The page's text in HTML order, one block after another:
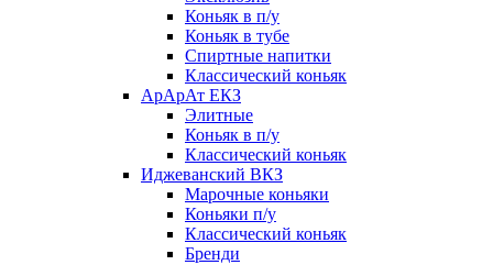
Коньяк в п/у
Коньяк в тубе
Спиртные напитки
Классический коньяк
АрАрАт ЕКЗ
Элитные
Коньяк в п/у
Классический коньяк
Иджеванский ВКЗ
Марочные коньяки
Коньяки п/у
Классический коньяк
Бренди